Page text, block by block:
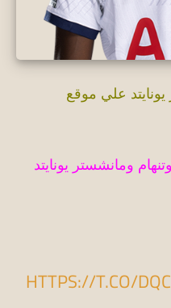
علي موقع
ومانشستر يونايتد
HTTPS://T.CO/